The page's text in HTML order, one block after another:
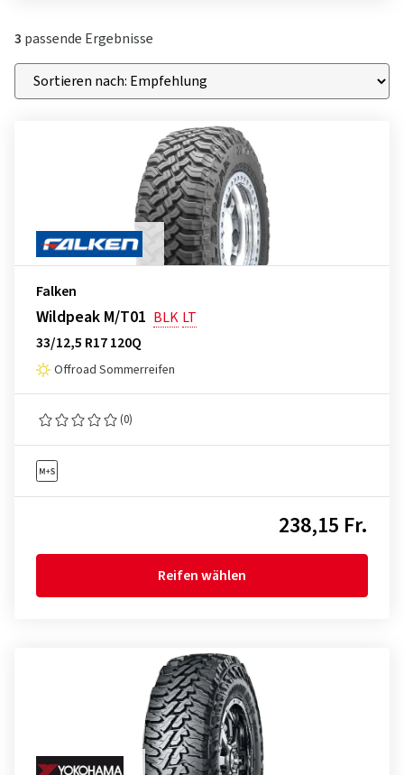
3 passende Ergebnisse
Falken
Wildpeak M/T01 BLK LT
33/12,5 R17 120Q
Offroad Sommerreifen
(0)
238,15 Fr.
Reifen wählen